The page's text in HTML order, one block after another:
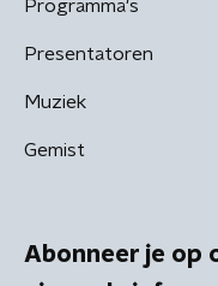
Programma's
Presentatoren
Muziek
Gemist
Abonneer je op